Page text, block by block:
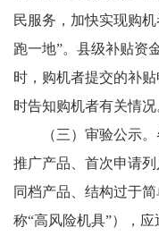
民服务，加快实现购
跑一地”。县级补贴资
时，购机者提交的补
时告知购机者有关情况
（三）审验公示
推广产品、首次申请
同档产品、结构过于
称“高风险机具”），